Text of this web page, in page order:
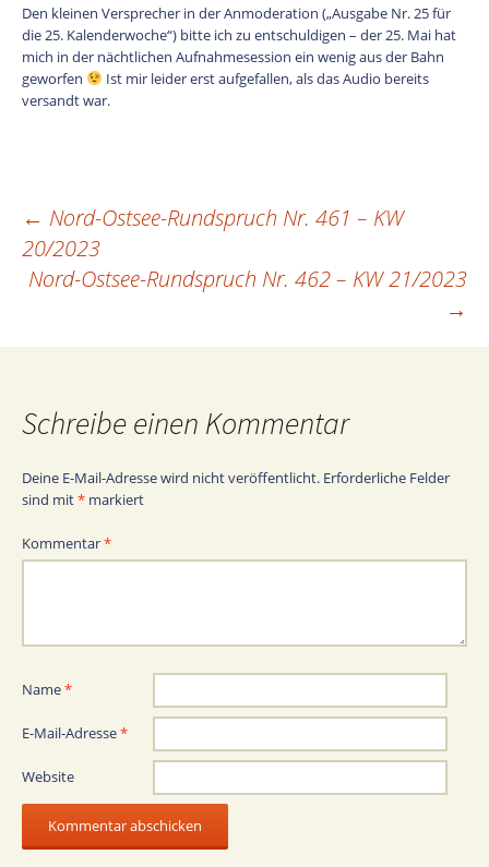
Den kleinen Versprecher in der Anmoderation („Ausgabe Nr. 25 für
die 25. Kalenderwoche“) bitte ich zu entschuldigen – der 25. Mai hat
mich in der nächtlichen Aufnahmesession ein wenig aus der Bahn
geworfen
Ist mir leider erst aufgefallen, als das Audio bereits
versandt war.
Beitragsnavigation
← Nord-Ostsee-Rundspruch Nr. 461 – KW
20/2023
Nord-Ostsee-Rundspruch Nr. 462 – KW 21/2023
→
Schreibe einen Kommentar
Deine E-Mail-Adresse wird nicht veröffentlicht. Erforderliche Felder
sind mit* markiert
Kommentar*
Name*
E-Mail-Adresse*
Website